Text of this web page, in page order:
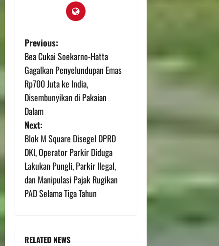
Previous:
Bea Cukai Soekarno-Hatta
Gagalkan Penyelundupan Emas
Rp700 Juta ke India,
Disembunyikan di Pakaian
Dalam
Next:
Blok M Square Disegel DPRD
DKI, Operator Parkir Diduga
Lakukan Pungli, Parkir Ilegal,
dan Manipulasi Pajak Rugikan
PAD Selama Tiga Tahun
RELATED NEWS